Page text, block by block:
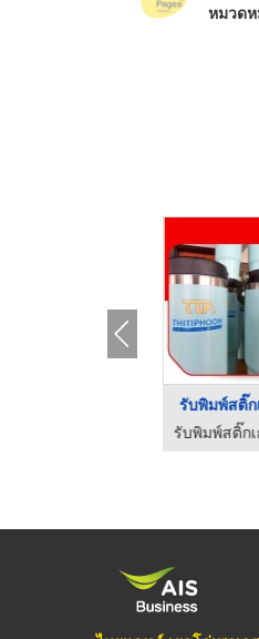
หมวด
รับพิมพ์สติ๊ก